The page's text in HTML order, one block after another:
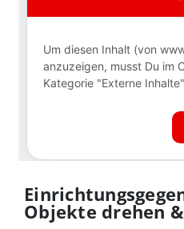
Objekte drehen